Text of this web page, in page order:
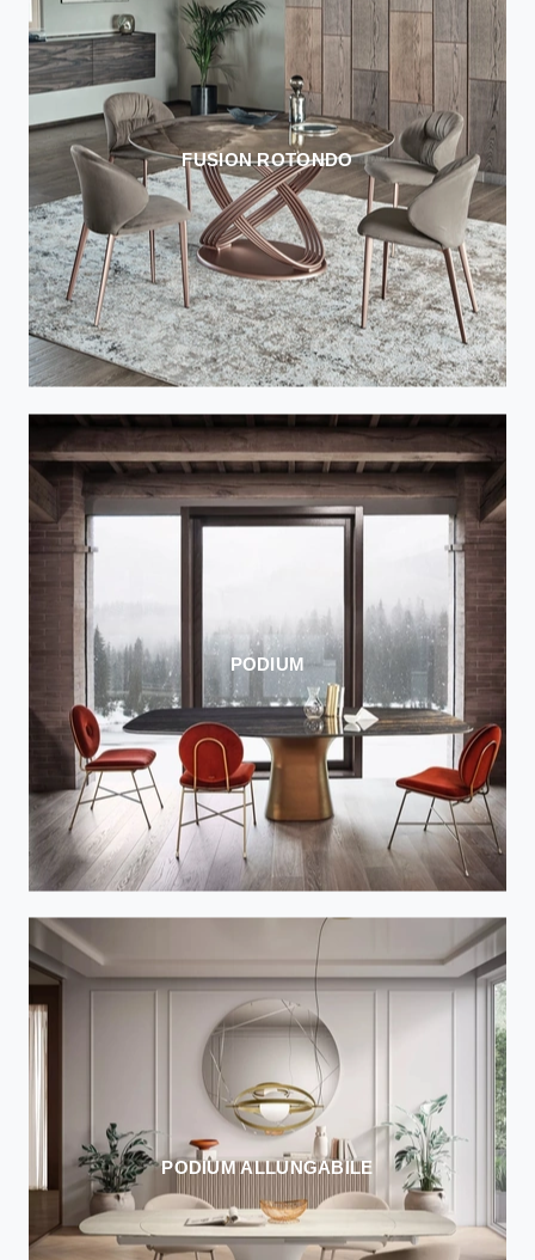
FUSION ROTONDO
PODIUM
PODIUM ALLUNGABILE